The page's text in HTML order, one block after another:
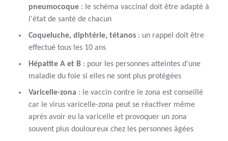
pneumocoque : le schéma vaccinal doit être adapté à
l'état de santé de chacun
Coqueluche, diphtérie, tétanos : un rappel doit être
effectué tous les 10 ans
Hépatite A et B : pour les personnes atteintes d'une
maladie du foie si elles ne sont plus protégées
Varicelle-zona : le vaccin contre le zona est conseillé
car le virus varicelle-zona peut se réactiver même
après avoir eu la varicelle et provoquer un zona
souvent plus douloureux chez les personnes âgées